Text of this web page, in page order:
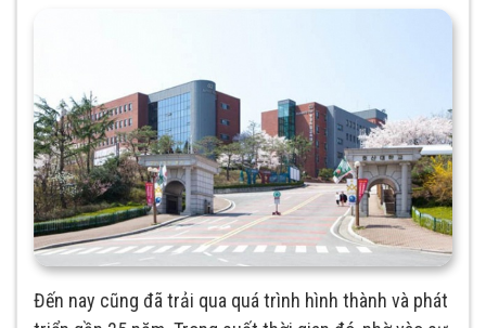
Đến nay cũng đã trải qua quá trình hình thành và phát